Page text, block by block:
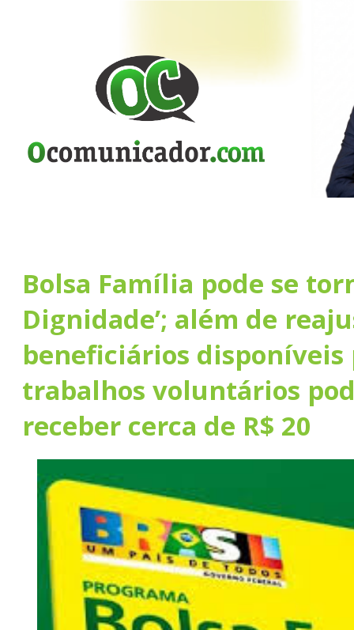
Bolsa Família pode se
Dignidade’; além de
beneficiários disponíveis
trabalhos voluntários
receber cerca de R$ 20